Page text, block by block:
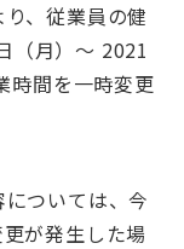
、従業員の健
（月）〜 2021
時間を一時変更
ついては、今
が発生した場